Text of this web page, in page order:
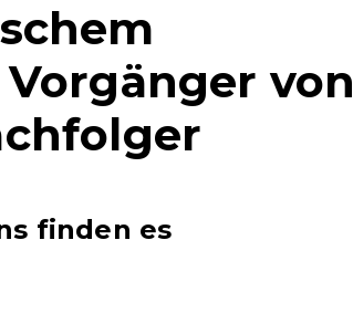
von
finden es